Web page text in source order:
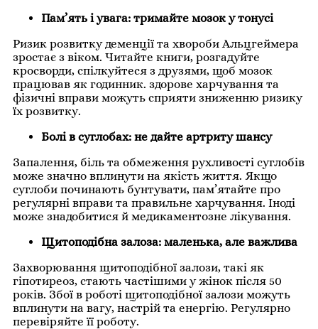
Пам’ять і увага: тримайте мозок у тонусі
Ризик розвитку деменції та хвороби Альцгеймера
зростає з віком. Читайте книги, розгадуйте
кросворди, спілкуйтеся з друзями, щоб мозок
працював як годинник. здорове харчування та
фізичні вправи можуть сприяти зниженню ризику
їх розвитку.
Болі в суглобах: не дайте артриту шансу
Запалення, біль та обмеження рухливості суглобів
може значно вплинути на якість життя. Якщо
суглоби починають бунтувати, пам’ятайте про
регулярні вправи та правильне харчування. Іноді
може знадобитися й медикаментозне лікування.
Щитоподібна залоза: маленька, але важлива
Захворювання щитоподібної залози, такі як
гіпотиреоз, стають частішими у жінок після 50
років. Збої в роботі щитоподібної залози можуть
вплинути на вагу, настрій та енергію. Регулярно
перевіряйте її роботу.